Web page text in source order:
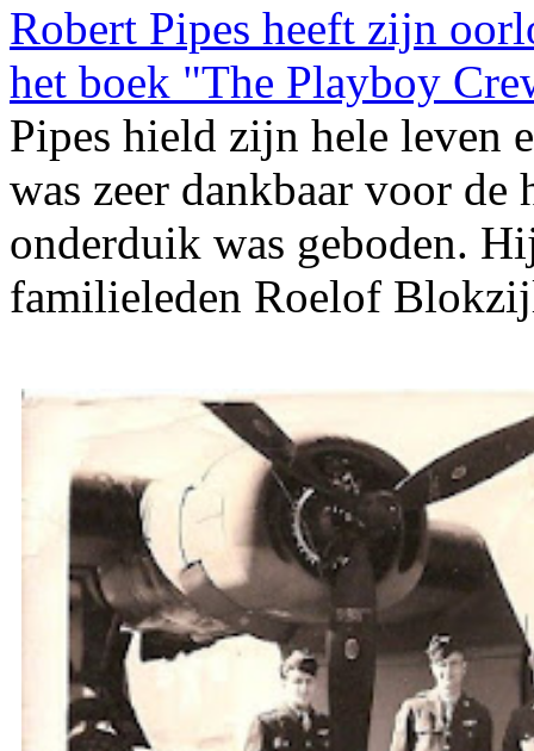
Robert Pipes heeft zijn
het boek "The Playboy
Pipes hield zijn hele leven
was zeer dankbaar voor
onderduik was geboden.
familieleden Roelof